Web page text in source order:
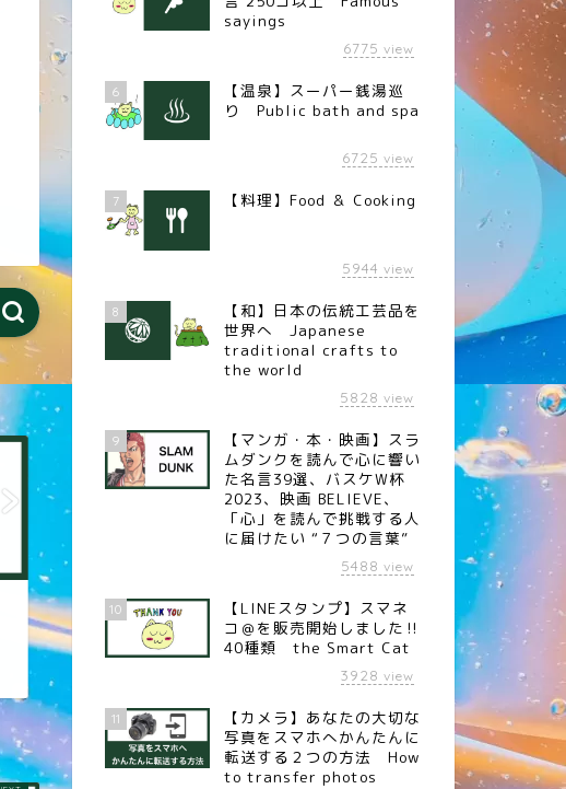
【名言】歩く（砂漠の民の言
葉）
名言
【名言】大切なこと（マザー・
テレサ）
sayings
6775 view
6
【温泉】スーパー銭湯巡
り Public bath and spa
6725 view
7 【料理】Food ＆ Cooking
5944 view
8
【和】日本の伝統工芸品を
世界へ Japanese
traditional crafts to
the world
5828 view
9
【マンガ・本・映画】スラ
ムダンクを読んで心に響い
た名言39選、バスケW杯
2023、映画 BELIEVE、
「心」を読んで挑戦する人
に届けたい “７つの言葉”
5488 view
10
【LINEスタンプ】スマネ
コ＠を販売開始しました‼︎
40種類 the Smart Cat
3928 view
11
【カメラ】あなたの大切な
写真をスマホへかんたんに
転送する２つの方法 How
to transfer photos